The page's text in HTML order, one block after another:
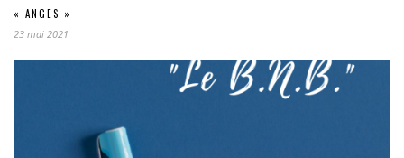
« ANGES »
23 mai 2021